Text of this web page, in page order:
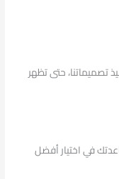
تصميماتنا، حتى تظهر
في اختيار أفضل